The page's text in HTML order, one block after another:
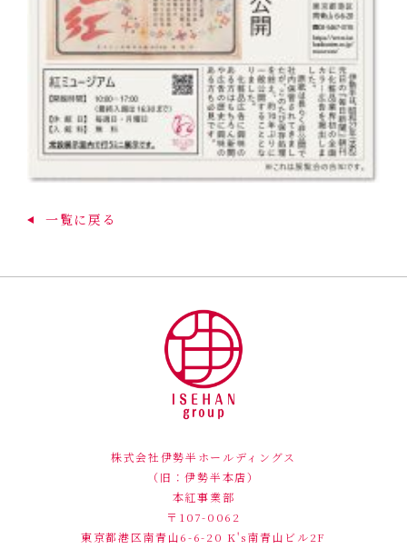
一覧に戻る
株式会社伊勢半ホールディングス
（旧：伊勢半本店）
本紅事業部
〒107-0062
東京都港区南青山6-6-20 K's南青山ビル2F